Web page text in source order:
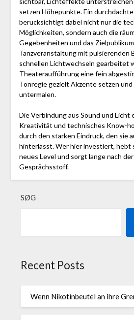
setzen Höhepunkte. Ein
berücksichtigt dabei nicht nur die
Möglichkeiten, sondern auch die
Gegebenheiten und das
Tanzveranstaltung mit pulsierenden
schnellen Lichtwechseln gearbeitet
Theateraufführung eine fein
Tonregie gezielt Akzente setzen und
untermalen.
Die Verbindung aus Sound und Licht
Kreativität und technisches Know-
durch den starken Eindruck, den sie
hinterlässt. Wer hier investiert, hebt
neues Level und sorgt lange nach
Gesprächsstoff.
SØG
Recent Posts
Wenn Nikotinbeutel an ihre